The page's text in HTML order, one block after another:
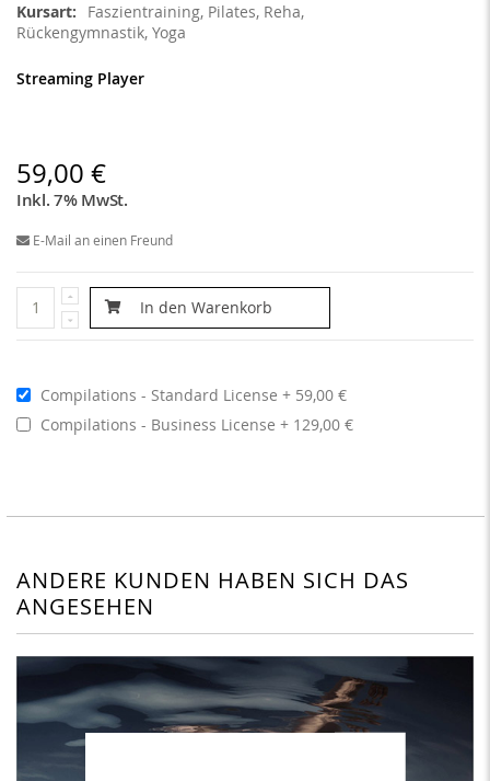
Faszientraining, Pilates, Reha,
Rückengymnastik, Yoga
Streaming Player
59,00 €
Inkl. 7% MwSt.
E-Mail an einen Freund
Compilations - Standard License
59,00 €
Compilations - Business License
129,00 €
In den Warenkorb
ANDERE KUNDEN HABEN SICH DAS
ANGESEHEN